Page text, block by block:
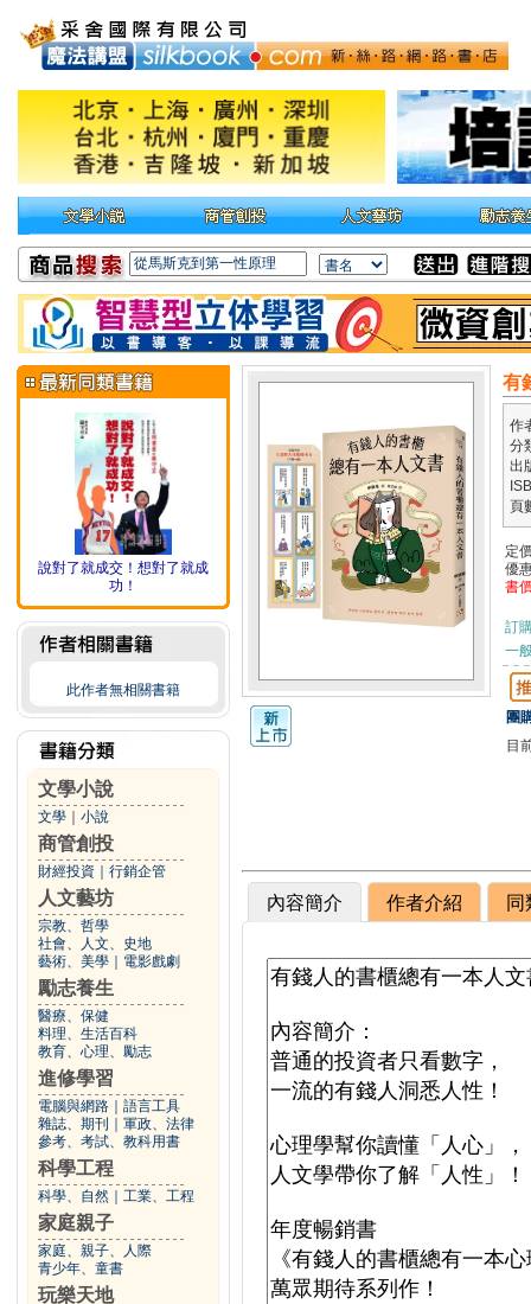
說對了就成交！想對了就成
功！
此作者無相關書籍
文學小說
文學 小說
商管創投
財經投資 行銷企管
人文藝坊
宗教、哲學
社會、人文、史地
藝術、美學
電影戲劇
勵志養生
醫療、保健
料理、生活百科
教育、心理、勵志
進修學習
電腦與網路
語言工具
雜誌、期刊
軍政、法律
參考、考試、教科用書
科學工程
科學、自然 工業、工程
家庭親子
家庭、親子、人際
青少年、童書
玩樂天地
有
作
分
出
頁
定
優
書
訂
一
團
目
內容簡介 作者介紹 同